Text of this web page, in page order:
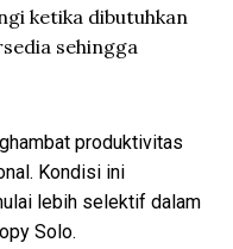
ketika dibutuhkan
sehingga
produktivitas
Kondisi ini
lebih selektif dalam
Solo.